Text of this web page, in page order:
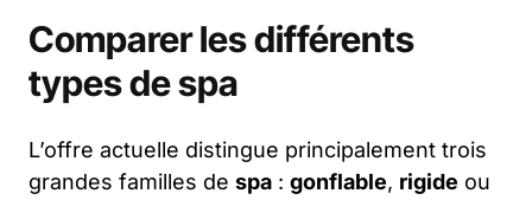
Comparer les différents
types de spa
L’offre actuelle distingue principalement trois
grandes familles de spa : gonflable, rigide ou